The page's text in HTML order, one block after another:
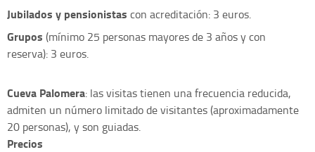
Jubilados y pensionistas con acreditación: 3 euros.
Grupos (mínimo 25 personas mayores de 3 años y con
reserva): 3 euros.
Cueva Palomera: las visitas tienen una frecuencia reducida,
admiten un número limitado de visitantes (aproximadamente
20 personas), y son guiadas.
Precios